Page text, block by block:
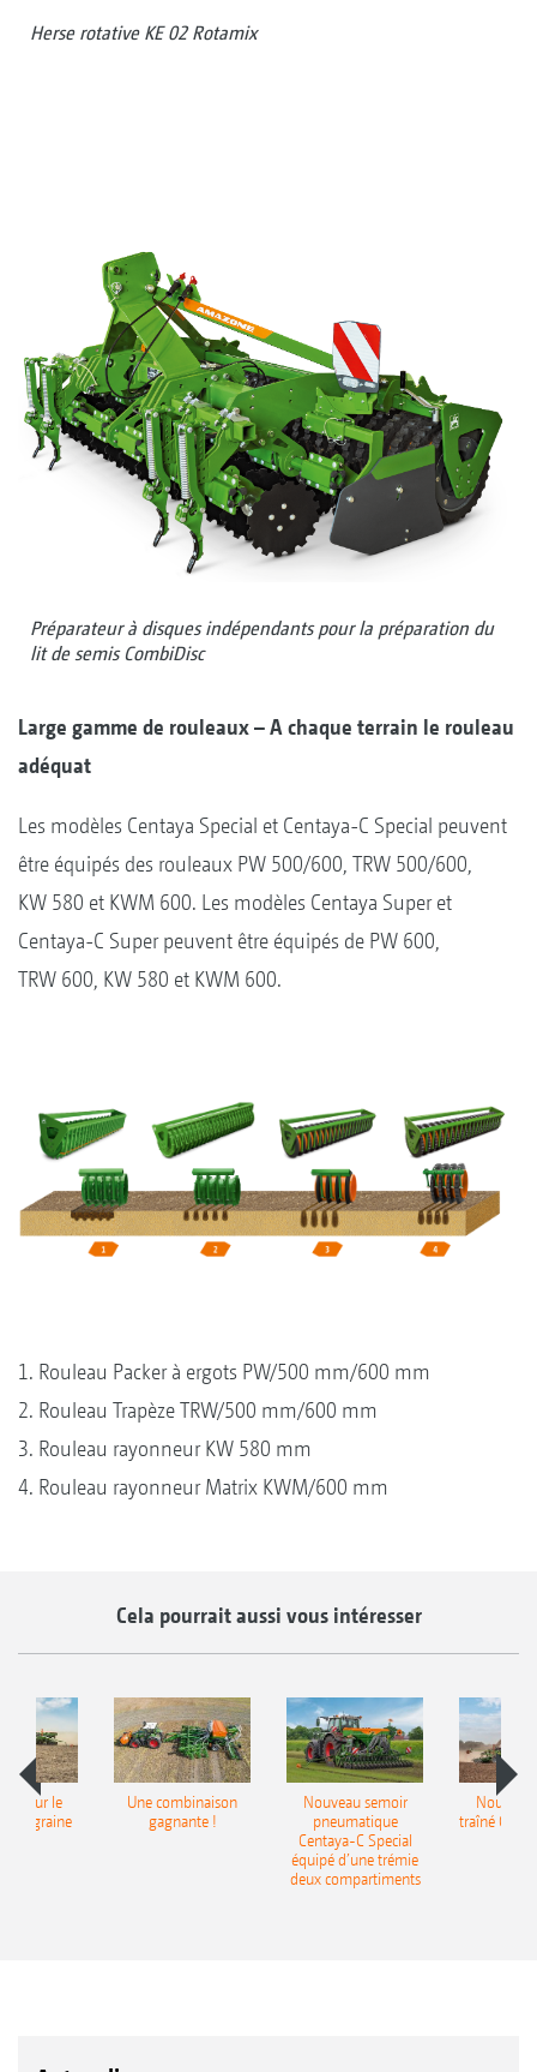
Herse rotative KE 02 Rotamix
Préparateur à disques indépendants pour la préparation du
lit de semis CombiDisc
Large gamme de rouleaux – A chaque terrain le rouleau
adéquat
Les modèles Centaya Special et Centaya-C Special peuvent
être équipés des rouleaux PW 500/600, TRW 500/600,
KW 580 et KWM 600. Les modèles Centaya Super et
Centaya-C Super peuvent être équipés de PW 600,
TRW 600, KW 580 et KWM 600.
1. Rouleau Packer à ergots PW/500 mm/600 mm
2. Rouleau Trapèze TRW/500 mm/600 mm
3. Rouleau rayonneur KW 580 mm
4. Rouleau rayonneur Matrix KWM/600 mm
Cela pourrait aussi vous intéresser
pour le
Une combinaison
gagnante !
Nouveau semoir
pneumatique
Centaya-C Special
équipé d’une trémie
deux compartiments
traîné